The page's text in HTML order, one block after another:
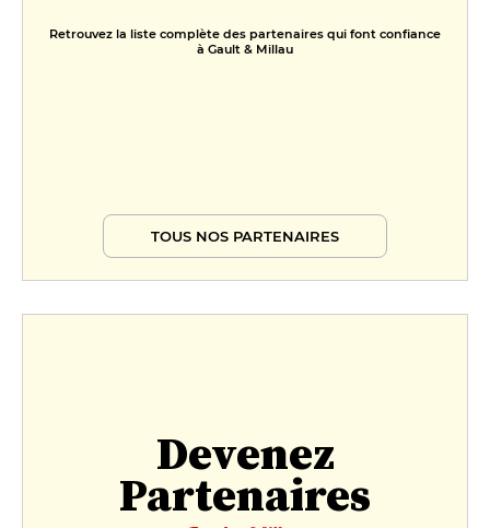
Retrouvez la liste complète des partenaires qui font confiance
à Gault & Millau
TOUS NOS PARTENAIRES
Devenez
Partenaires